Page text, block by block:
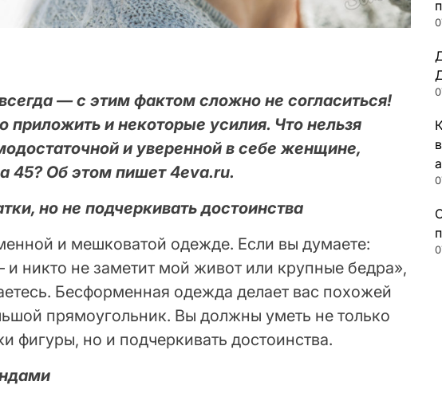
— с этим фактом сложно не согласиться!
приложить и некоторые усилия. Что нельзя
и уверенной в себе женщине,
45? Об этом пишет 4eva.ru.
но не подчеркивать достоинства
и мешковатой одежде. Если вы думаете:
никто не заметит мой живот или крупные бедра»,
Бесформенная одежда делает вас похожей
прямоугольник. Вы должны уметь не только
фигуры, но и подчеркивать достоинства.